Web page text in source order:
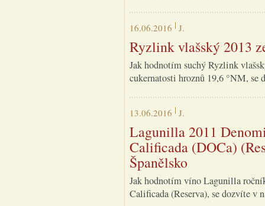
16.06.2016 J.
Ryzlink vlašský 2013
Jak hodnotím suchý Ryzlink
cukernatosti hroznů 19,6 °NM, se
13.06.2016 J.
Lagunilla 2011
Calificada (DOCa)
Španělsko
Jak hodnotím víno Lagunilla
Calificada (Reserva), se dozvíte v